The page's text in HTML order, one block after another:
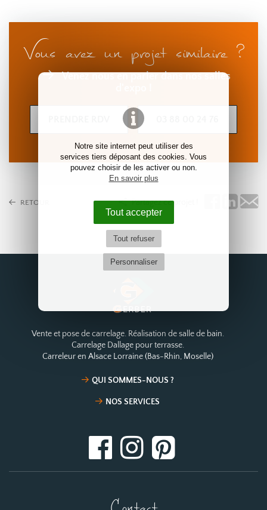
Notre site internet peut utiliser des
services tiers déposant des cookies. Vous
pouvez choisir de les activer ou non.
En savoir plus
Tout accepter
Tout refuser
Personnaliser
Vous avez un projet similaire ?
Venez nous en parler dans nos salles
RETOUR Partagez ce projet !
Vente et pose de carrelage. Réalisation de salle de bain.
Carrelage Dallage pour terrasse.
Carreleur en Alsace Lorraine (Bas-Rhin, Moselle)
QUI SOMMES-NOUS ?
NOS SERVICES